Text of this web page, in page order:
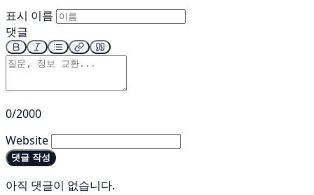
표시 이름
댓글
0/2000
Website
댓글 작성
아직 댓글이 없습니다.